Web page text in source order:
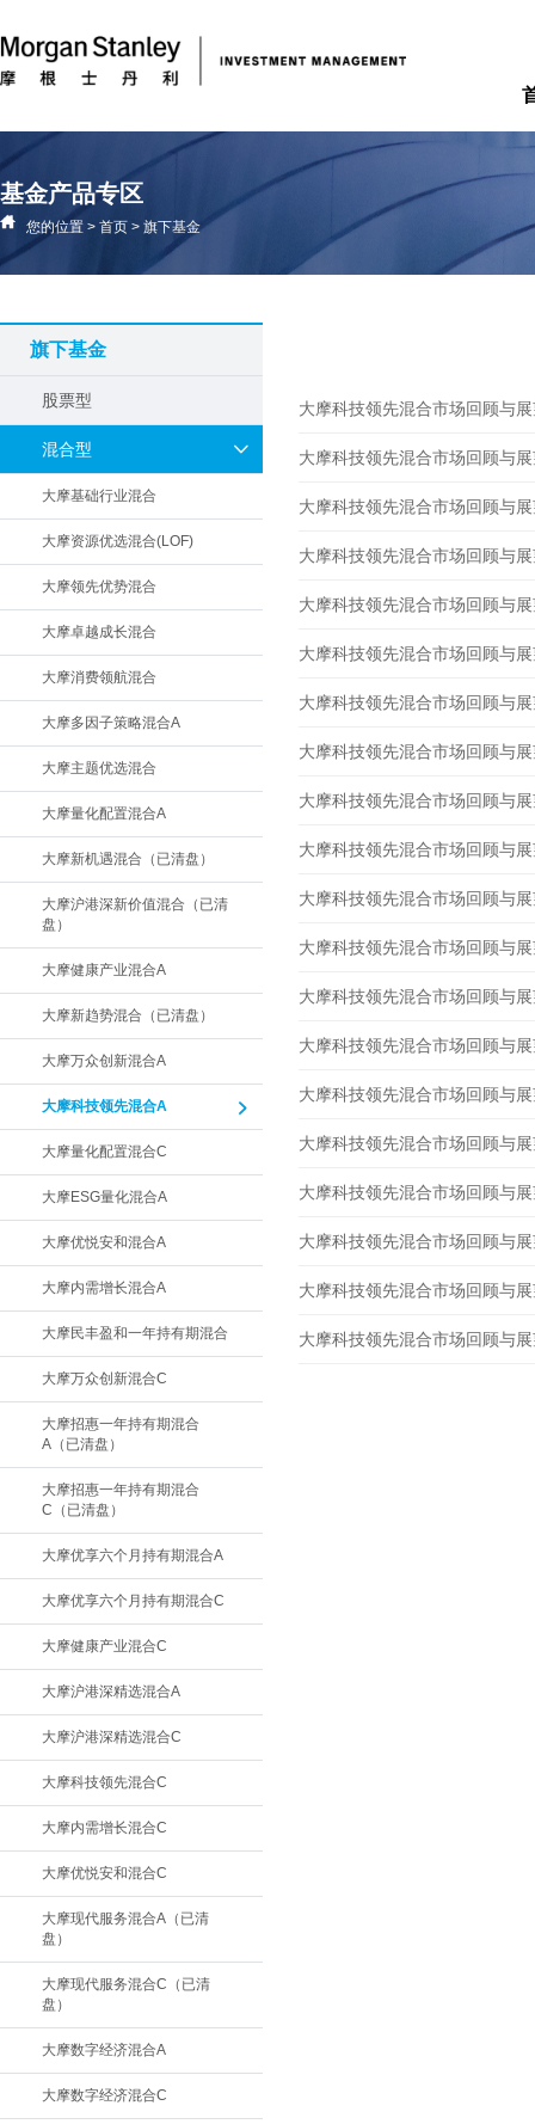
基金产品专区
您的位置 > 首页 > 旗下基金
旗下基金
股票型
混合型
大摩基础行业混合
大摩资源优选混合(LOF)
大摩领先优势混合
大摩卓越成长混合
大摩消费领航混合
大摩多因子策略混合A
大摩主题优选混合
大摩量化配置混合A
大摩新机遇混合（已清盘）
大摩沪港深新价值混合（已清
盘）
大摩健康产业混合A
大摩新趋势混合（已清盘）
大摩万众创新混合A
大摩科技领先混合A
大摩量化配置混合C
大摩ESG量化混合A
大摩优悦安和混合A
大摩内需增长混合A
大摩民丰盈和一年持有期混合
大摩万众创新混合C
大摩招惠一年持有期混合
A（已清盘）
大摩招惠一年持有期混合
C（已清盘）
大摩优享六个月持有期混合A
大摩优享六个月持有期混合C
大摩健康产业混合C
大摩沪港深精选混合A
大摩沪港深精选混合C
大摩科技领先混合C
大摩内需增长混合C
大摩优悦安和混合C
大摩现代服务混合A（已清
盘）
大摩现代服务混合C（已清
盘）
大摩数字经济混合A
大摩数字经济混合C
大摩科技领先混合市场回顾与
大摩科技领先混合市场回顾与
大摩科技领先混合市场回顾与
大摩科技领先混合市场回顾与
大摩科技领先混合市场回顾与
大摩科技领先混合市场回顾与
大摩科技领先混合市场回顾与
大摩科技领先混合市场回顾与
大摩科技领先混合市场回顾与
大摩科技领先混合市场回顾与
大摩科技领先混合市场回顾与
大摩科技领先混合市场回顾与
大摩科技领先混合市场回顾与
大摩科技领先混合市场回顾与
大摩科技领先混合市场回顾与
大摩科技领先混合市场回顾与
大摩科技领先混合市场回顾与
大摩科技领先混合市场回顾与
大摩科技领先混合市场回顾与
大摩科技领先混合市场回顾与